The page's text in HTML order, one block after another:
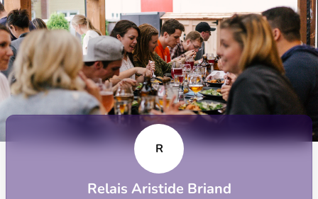
R
Relais Aristide Briand